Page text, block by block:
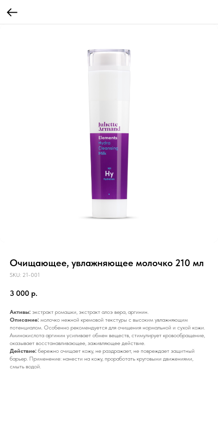
Очищающее, увлажняющее молочко 210 мл
SKU: 21-001
3 000 р.
Активы: экстракт ромашки, экстракт алоэ вера, аргинин.
Описание: молочко нежной кремовой текстуры с высоким увлажняющим
потенциалом. Особенно рекомендуется для очищения нормальной и сухой кожи.
Аминокислота аргинин усиливает обмен веществ, стимулирует кровообращение,
оказывает восстанавливающее, заживляющее действие.
Действие: бережно очищает кожу, не раздражает, не повреждает защитный
барьер. Применение: нанести на кожу, проработать круговыми движениями,
смыть водой.